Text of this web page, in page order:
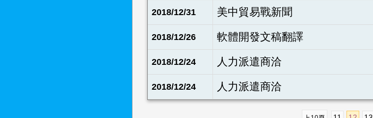
2018/12/31 美中貿易戰新聞
2018/12/26 軟體開發文稿翻譯
2018/12/24 人力派遣商洽
2018/12/24 人力派遣商洽